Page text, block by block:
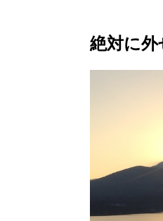
絶対に外